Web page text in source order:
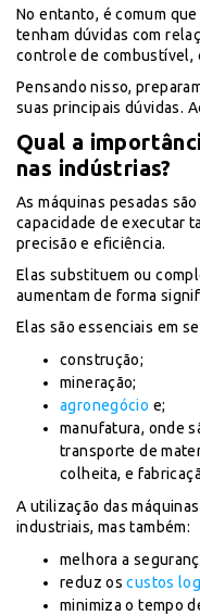
No entanto, é comum
tenham dúvidas com
controle de combustível,
Pensando nisso,
suas principais dúvidas.
Qual a
nas indústrias?
As máquinas pesadas
capacidade de executar
precisão e eficiência.
Elas substituem ou
aumentam de forma
Elas são essenciais em
construção;
mineração;
agronegócio e;
manufatura, onde
transporte de
colheita, e
A utilização das
industriais, mas também:
melhora a
reduz oscustos
minimiza o tempo